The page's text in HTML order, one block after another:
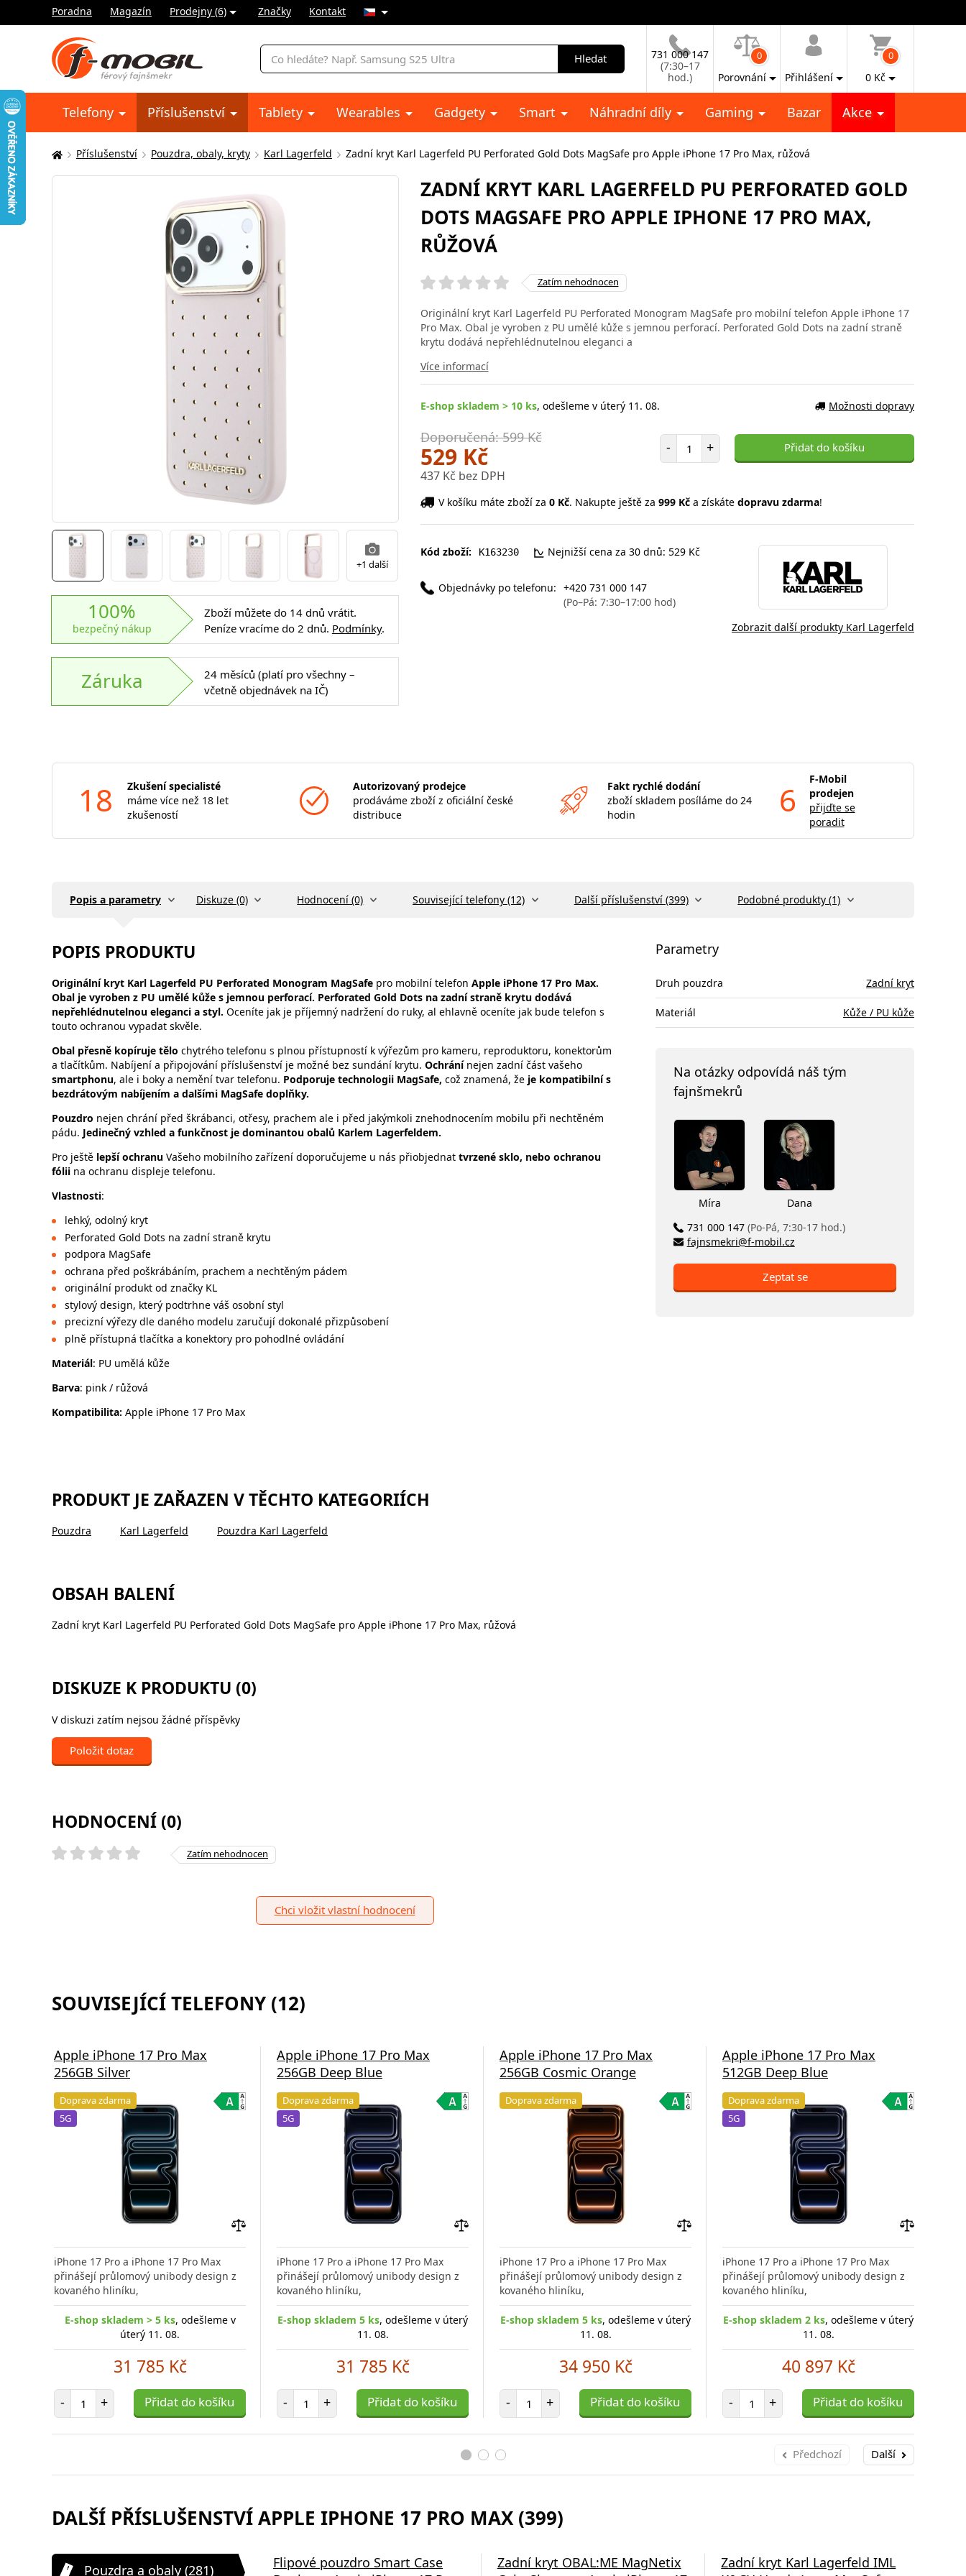
Poradna Magazín Prodejny (6) Značky Kontakt
Vyhledávání
Hledat
731 000 147
(7:30–17
hod.)
0
Porovnání Přihlášení
0
0 Kč
Telefony Příslušenství Tablety Wearables Gadgety Smart Náhradní díly Gaming Bazar Akce
Zde
se
Příslušenství Pouzdra, obaly, kryty Karl Lagerfeld Zadní kryt Karl Lagerfeld PU Perforated Gold Dots MagSafe pro Apple iPhone 17 Pro Max, růžová
+1 další
100%
bezpečný nákup
Zboží můžete do 14 dnů vrátit.
Peníze vracíme do 2 dnů. Podmínky.
Záruka
24 měsíců (platí pro všechny –
včetně objednávek na IČ)
ZADNÍ KRYT KARL LAGERFELD PU PERFORATED GOLD
DOTS MAGSAFE PRO APPLE IPHONE 17 PRO MAX,
RŮŽOVÁ
Zatím nehodnocen
Originální kryt Karl Lagerfeld PU Perforated Monogram MagSafe pro mobilní telefon Apple iPhone 17
Pro Max. Obal je vyroben z PU umělé kůže s jemnou perforací. Perforated Gold Dots na zadní straně
krytu dodává nepřehlédnutelnou eleganci a
Více informací
E-shop skladem > 10 ks, odešleme v úterý 11. 08. Možnosti dopravy
Doporučená: 599 Kč
529 Kč
437 Kč bez DPH
- Počet položek
+ Přidat do košíku
V košíku máte zboží za 0 Kč. Nakupte ještě za 999 Kča získáte dopravu zdarma!
Kód zboží: K163230 Nejnižší cena za 30 dnů: 529 Kč
Objednávky po telefonu: +420 731 000 147
(Po–Pá: 7:30–17:00 hod)
Zobrazit další produkty Karl Lagerfeld
18
Zkušení specialisté
máme více než 18 let
zkušeností
Autorizovaný prodejce
prodáváme zboží z oficiální české
distribuce
Fakt rychlé dodání
zboží skladem posíláme do 24
hodin
6
F-Mobil
prodejen
přijďte se
poradit
Popis a parametry Diskuze (0) Hodnocení (0) Související telefony (12) Další příslušenství (399) Podobné produkty (1)
POPIS PRODUKTU
Originální kryt Karl Lagerfeld PU Perforated Monogram MagSafe pro mobilní telefon Apple iPhone 17 Pro Max.
Obal je vyroben z PU umělé kůže s jemnou perforací. Perforated Gold Dots na zadní straně krytu dodává
nepřehlédnutelnou eleganci a styl. Oceníte jak je příjemný nadržení do ruky, al ehlavně oceníte jak bude telefon s
touto ochranou vypadat skvěle.
Obal přesně kopíruje tělo chytrého telefonu s plnou přístupností k výřezům pro kameru, reproduktoru, konektorům
a tlačítkům. Nabíjení a připojování příslušenství je možné bez sundání krytu. Ochránínejen zadní část vašeho
smartphonu, ale i boky a nemění tvar telefonu. Podporuje technologii MagSafe, což znamená, že je kompatibilní s
bezdrátovým nabíjením a dalšími MagSafe doplňky.
Pouzdro nejen chrání před škrábanci, otřesy, prachem ale i před jakýmkoli znehodnocením mobilu při nechtěném
pádu. Jedinečný vzhled a funkčnost je dominantou obalů Karlem Lagerfeldem.
Pro ještě lepší ochranu Vašeho mobilního zařízení doporučujeme u nás přiobjednat tvrzené sklo, nebo ochranou
fólii na ochranu displeje telefonu.
Vlastnosti:
lehký, odolný kryt
Perforated Gold Dots na zadní straně krytu
podpora MagSafe
ochrana před poškrábáním, prachem a nechtěným pádem
originální produkt od značky KL
stylový design, který podtrhne váš osobní styl
precizní výřezy dle daného modelu zaručují dokonalé přizpůsobení
plně přístupná tlačítka a konektory pro pohodlné ovládání
Materiál: PU umělá kůže
Barva: pink / růžová
Kompatibilita: Apple iPhone 17 Pro Max
PRODUKT JE ZAŘAZEN V TĚCHTO KATEGORIÍCH
Pouzdra Karl Lagerfeld Pouzdra Karl Lagerfeld
OBSAH BALENÍ
Zadní kryt Karl Lagerfeld PU Perforated Gold Dots MagSafe pro Apple iPhone 17 Pro Max, růžová
DISKUZE K PRODUKTU (0)
V diskuzi zatím nejsou žádné příspěvky
Položit dotaz
HODNOCENÍ (0)
Zatím nehodnocen
Chci vložit vlastní hodnocení
Parametry
Druh pouzdra Zadní kryt
Materiál Kůže / PU kůže
Na otázky odpovídá náš tým
fajnšmekrů
Míra
Dana
731 000 147 (Po-Pá, 7:30-17 hod.)
fajnsmekri@f-mobil.cz
Zeptat se
SOUVISEJÍCÍ TELEFONY (12)
Apple iPhone 17 Pro Max
256GB Silver
Doprava zdarma
5G
porovnání
iPhone 17 Pro a iPhone 17 Pro Max
přinášejí průlomový unibody design z
kovaného hliníku,
E-shop skladem > 5 ks, odešleme v
úterý 11. 08.
31 785 Kč
- Počet položek
+ Přidat do košíku
Apple iPhone 17 Pro Max
256GB Deep Blue
Doprava zdarma
5G
porovnání
iPhone 17 Pro a iPhone 17 Pro Max
přinášejí průlomový unibody design z
kovaného hliníku,
E-shop skladem 5 ks, odešleme v úterý
11. 08.
31 785 Kč
- Počet položek
+ Přidat do košíku
Apple iPhone 17 Pro Max
256GB Cosmic Orange
Doprava zdarma
porovnání
iPhone 17 Pro a iPhone 17 Pro Max
přinášejí průlomový unibody design z
kovaného hliníku,
E-shop skladem 5 ks, odešleme v úterý
11. 08.
34 950 Kč
- Počet položek
+ Přidat do košíku
Apple iPhone 17 Pro Max
512GB Deep Blue
Doprava zdarma
5G
iPhone 17 Pro a iPhone 17 Pro Max
přinášejí průlomový unibody design z
kovaného hliníku,
E-shop skladem 2 ks, odešleme v úterý
11. 08.
40 897 Kč
- Počet položek
+ Přidat do košíku
Předchozí Další
DALŠÍ PŘÍSLUŠENSTVÍ APPLE IPHONE 17 PRO MAX (399)
Pouzdra a obaly (281)
Flipové pouzdro Smart Case
Zadní kryt OBAL:ME MagNetix
Zadní kryt Karl Lagerfeld IML
Samsung EP-P2400BBE 15W
Bezdrátová nabíječka Swissten